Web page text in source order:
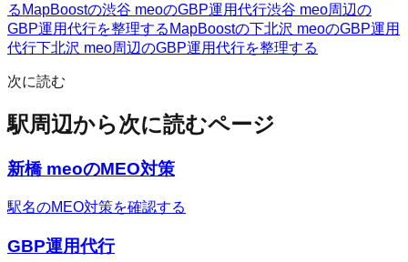
る MapBoostの渋谷 meoのGBP運用代行渋谷 meo周辺の
GBP運用代行を整理する MapBoostの下北沢 meoのGBP運用
代行下北沢 meo周辺のGBP運用代行を整理する
次に読む
駅周辺から次に読むページ
新橋 meoのMEO対策
駅名のMEO対策を確認する
GBP運用代行